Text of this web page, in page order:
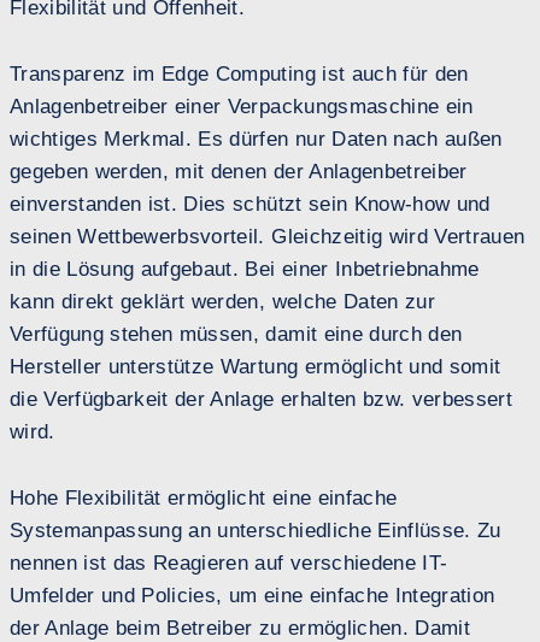
Flexibilität und Offenheit.
Transparenz im Edge Computing ist auch für den
Anlagenbetreiber einer Verpackungsmaschine ein
wichtiges Merkmal. Es dürfen nur Daten nach außen
gegeben werden, mit denen der Anlagenbetreiber
einverstanden ist. Dies schützt sein Know-how und
seinen Wettbewerbsvorteil. Gleichzeitig wird Vertrauen
in die Lösung aufgebaut. Bei einer Inbetriebnahme
kann direkt geklärt werden, welche Daten zur
Verfügung stehen müssen, damit eine durch den
Hersteller unterstütze Wartung ermöglicht und somit
die Verfügbarkeit der Anlage erhalten bzw. verbessert
wird.
Hohe Flexibilität ermöglicht eine einfache
Systemanpassung an unterschiedliche Einflüsse. Zu
nennen ist das Reagieren auf verschiedene IT-
Umfelder und Policies, um eine einfache Integration
der Anlage beim Betreiber zu ermöglichen. Damit